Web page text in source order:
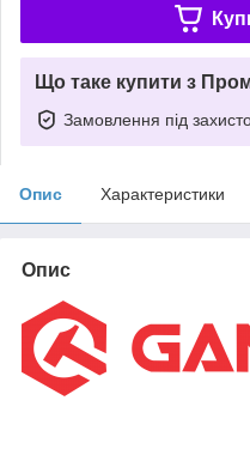
Що таке купити з
Замовлення під
Опис Характеристики
Опис